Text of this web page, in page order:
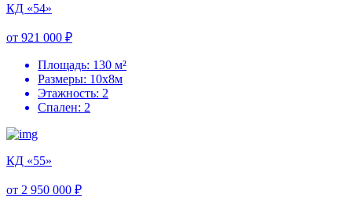
КД «54»
от 921 000 ₽
Площадь: 130 м²
Размеры: 10х8м
Этажность: 2
Спален: 2
КД «55»
от 2 950 000 ₽